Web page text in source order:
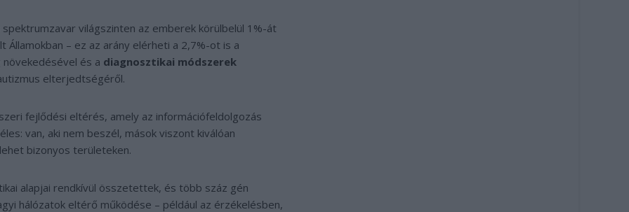
világszinten az emberek körülbelül 1%-át
– ez az arány elérheti a 2,7%-ot is a
és a diagnosztikai módszerek
elterjedtségéről.
fejlődési eltérés, amely az információfeldolgozás
van, aki nem beszél, mások viszont kiválóan
bizonyos területeken.
alapjai rendkívül összetettek, és több száz gén
hálózatok eltérő működése – például az érzékelésben,